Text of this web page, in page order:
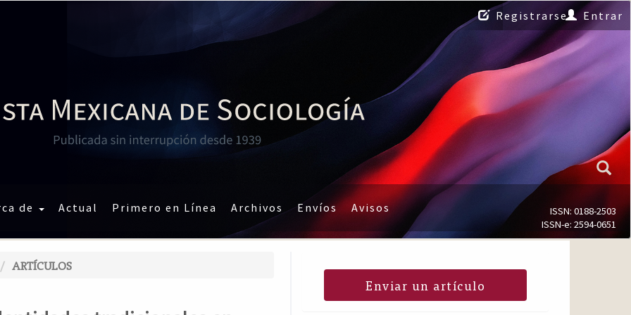
Registrarse Entrar
ISSN: 0188-2503
ISSN-e: 2594-0651
de Actual Primero en Línea Archivos Envíos Avisos
ARTÍCULOS
Enviar un artículo